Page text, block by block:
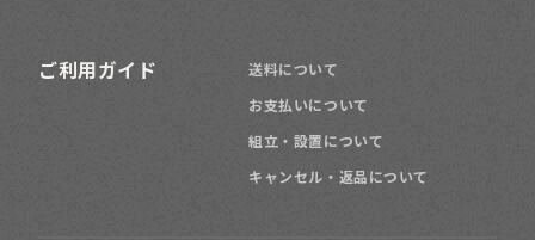
ご利用ガイド
送料について
お支払いについて
組立・設置について
キャンセル・返品について